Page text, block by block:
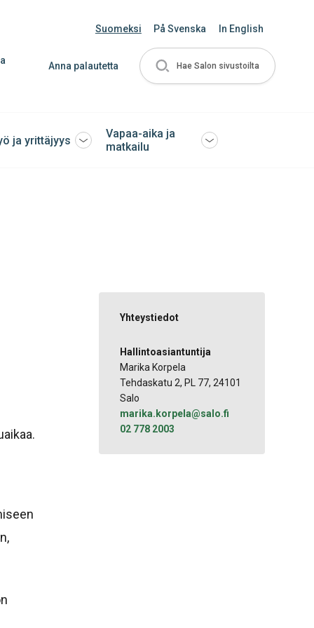
Suomeksi På Svenska In English
Anna palautetta Hae Salon sivustoilta
ja yrittäjyys Avaa
Vapaa-aika ja
matkailu
Avaa
Yhteystiedot
Hallintoasiantuntija
Marika Korpela
Tehdaskatu 2, PL 77, 24101
Salo
marika.korpela@salo.fi
02 778 2003